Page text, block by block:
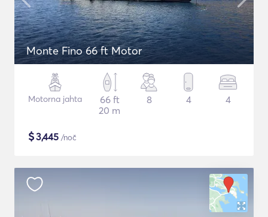
Monte Fino 66 ft Motor
Motorna jahta
66 ft
20 m
8 4 4
$3,445 /noč